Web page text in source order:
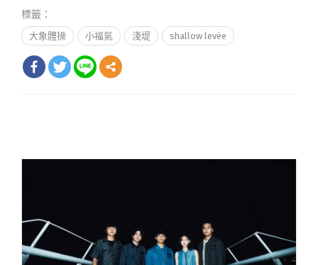
標籤：
大象體操 小福氣 淺堤 shallow levée